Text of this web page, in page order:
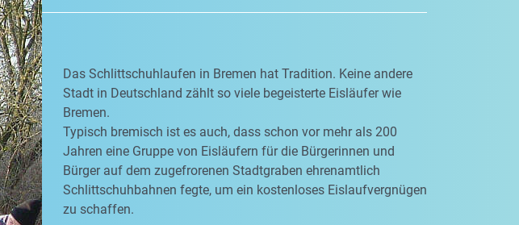
Das Schlittschuhlaufen in Bremen hat Tradition. Keine andere
Stadt in Deutschland zählt so viele begeisterte Eisläufer wie
Bremen.
Typisch bremisch ist es auch, dass schon vor mehr als 200
Jahren eine Gruppe von Eisläufern für die Bürgerinnen und
Bürger auf dem zugefrorenen Stadtgraben ehrenamtlich
Schlittschuhbahnen fegte, um ein kostenloses Eislaufvergnügen
zu schaffen.